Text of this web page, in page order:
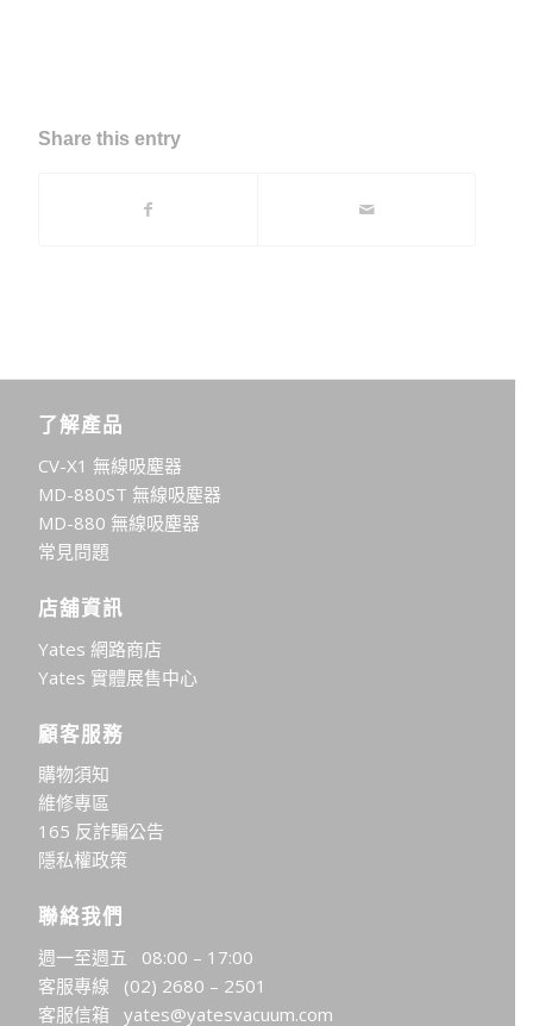
Share this entry
了解產品
CV-X1 無線吸塵器
MD-880ST 無線吸塵器
MD-880 無線吸塵器
常見問題
店舖資訊
Yates 網路商店
Yates 實體展售中心
顧客服務
購物須知
維修專區
165 反詐騙公告
隱私權政策
聯絡我們
週一至週五 08:00 – 17:00
客服專線 (02) 2680 – 2501
客服信箱yates@yatesvacuum.com